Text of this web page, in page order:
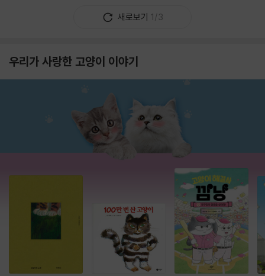
새로보기 1/3
우리가 사랑한 고양이 이야기